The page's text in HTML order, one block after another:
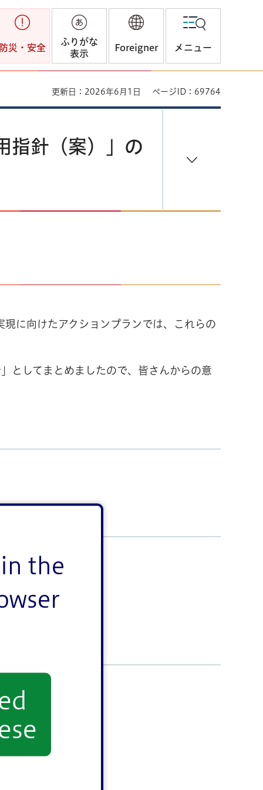
the
防災・安全
ふりがな
表示
Foreigner メニュー
更新日：2026年6月1日 ページID：69764
指針（案）」の
に向けたアクションプランでは、これらの
としてまとめましたので、皆さんからの意